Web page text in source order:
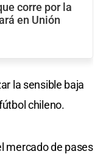
corre por la
en Unión
la sensible baja
chileno.
mercado de pases